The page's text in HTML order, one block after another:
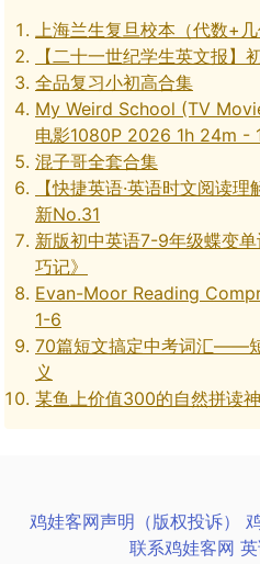
上海兰生复旦校本（代数+几
【二十一世纪学生英文报
全品复习小初高合集
My Weird School (TV
电影1080P 2026 1h 24m -
混子哥全套合集
【快捷英语·英语时文阅读
新No.31
新版初中英语7-9年级蝶变
巧记》
Evan-Moor Reading
1-6
70篇短文搞定中考词汇——
义
某鱼上价值300的自然拼读神
鸡娃客网声明（版权投诉）
联系鸡娃客网